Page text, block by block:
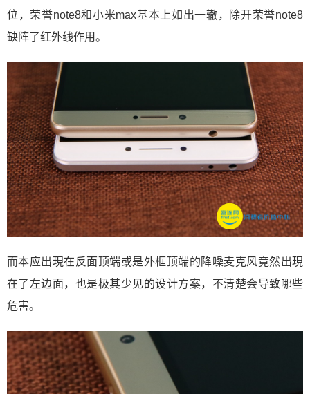
位，荣誉note8和小米max基本上如出一辙，除开荣誉note8
缺阵了红外线作用。
而本应出現在反面顶端或是外框顶端的降噪麦克风竟然出現
在了左边面，也是极其少见的设计方案，不清楚会导致哪些
危害。